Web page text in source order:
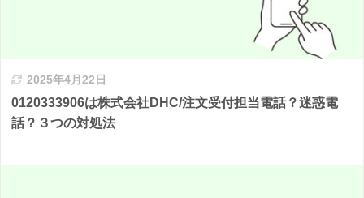
2025年4月22日
0120333906は株式会社DHC/注文受付担当電話？迷惑電
話？３つの対処法